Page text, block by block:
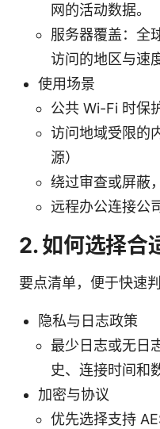
网的活动数据。
服务器覆盖：全
访问的地区与速
使用场景
公共 Wi-Fi 时保
访问地域受限的
源）
绕过审查或屏蔽
远程办公连接公
2. 如何选择合
要点清单，便于快速判
隐私与日志政策
最少日志或无日
史、连接时间和
加密与协议
优先选择支持